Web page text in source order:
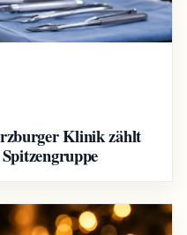
Klinik zählt